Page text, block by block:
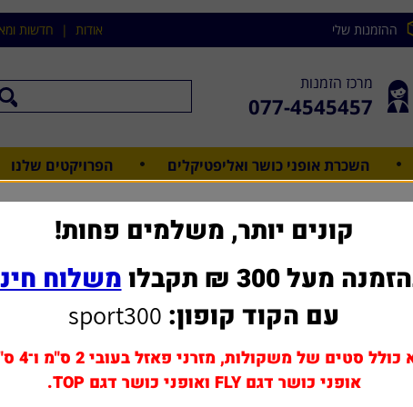
ההזמנות שלי אודות | חדשות
מרכז הזמנות
077-4545457
השכרת אופני כושר ואליפטיקלים הפרויקטים שלנו
חצר
שולחן כדורגל איכותי 4 פיט דגם ds112 מבית SPORTIME
שאל אותנו על מוצר
תוספת הרכבה על ידי
קונים יותר, משלמים פחות!
מעל 300 ₪ תקבלו
משלוח
עם הקוד קופון: sport300
כולל סטים של משקולות, מזרני פאזל בעובי 2 ס"מ ו־4 ס"מ,
אופני כושר דגם FLY ואופני כושר דגם TOP.